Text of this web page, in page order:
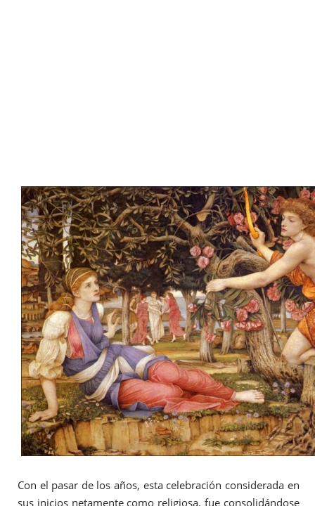
Con el pasar de los años, esta celebración considerada en
sus inicios netamente como religiosa, fue consolidándose